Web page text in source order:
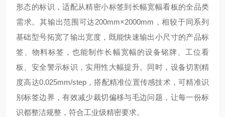
形态的标识，适配从精密小标签到长幅宽幅看板的全品类
需求。其输出范围可达200mm×2000mm，相较于同系列
基础型号拓宽了输出宽度，既能快速输出小尺寸的产品标
签、物料标签，也能制作长幅宽幅的设备铭牌、工位看
板、安全警示标识，实用性大幅提升。同时，设备切割精
度高达0.025mm/step，搭配精准位置传感技术，可精准识
别标签边界，有效减少裁切偏移与毛边问题，让每一份标
识都整洁规整，符合工业级精密要求。